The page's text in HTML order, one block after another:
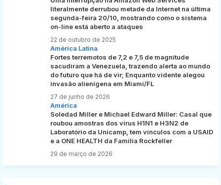
literalmente derrubou metade da Internet na última
segunda-feira 20/10, mostrando como o sistema
on-line está aberto a ataques
22 de outubro de 2025
América Latina
Fortes terremotos de 7,2 e 7,5 de magnitude
sacudiram a Venezuela, trazendo alerta ao mundo
do futuro que há de vir; Enquanto vidente alegou
invasão alienígena em Miami/FL
27 de junho de 2026
América
Soledad Miller e Michael Edward Miller: Casal que
roubou amostras dos vírus H1N1 e H3N2 de
Laboratório da Unicamp, tem vínculos com a USAID
e a ONE HEALTH da Família Rockfeller
29 de março de 2026